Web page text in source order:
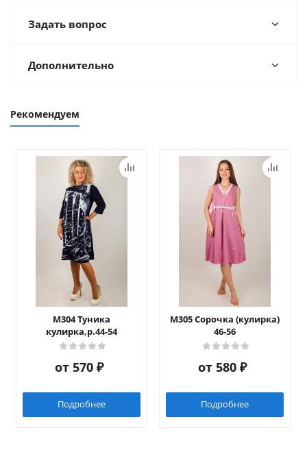
Задать вопрос
Дополнительно
Рекомендуем
М304 Туника
кулирка,р.44-54
от 570 ₽
Подробнее
М305 Сорочка (кулирка)
46-56
от 580 ₽
Подробнее